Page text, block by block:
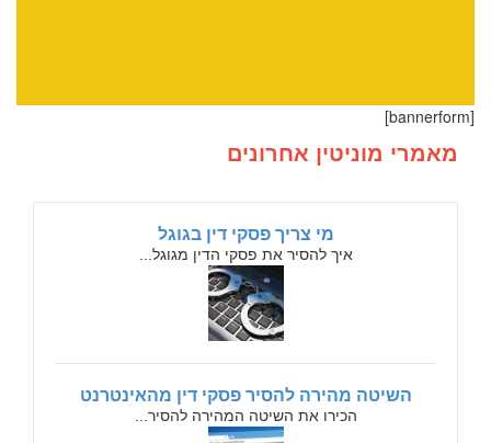
מאמרי מוניטין אחרונים
מי צריך פסקי דין בגוגל
איך להסיר את פסקי הדין מגוגל...
השיטה מהירה להסיר פסקי דין מהאינטרנט
הכירו את השיטה המהירה להסיר...